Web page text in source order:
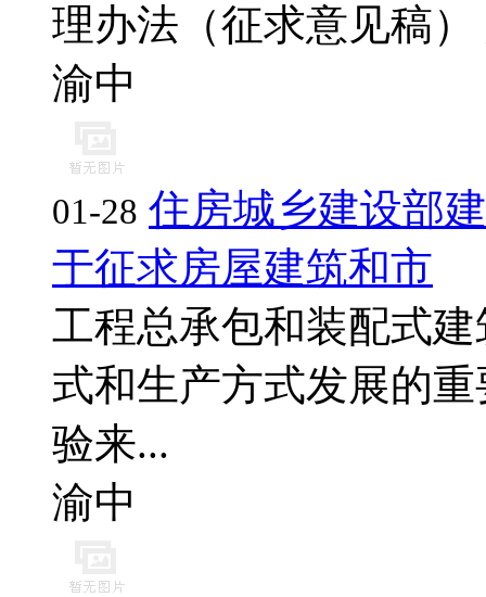
理办法（征求意见稿
渝中
01-28 住房城乡建设部
于征求房屋建筑和市
工程总承包和装配式
式和生产方式发展的
验来...
渝中